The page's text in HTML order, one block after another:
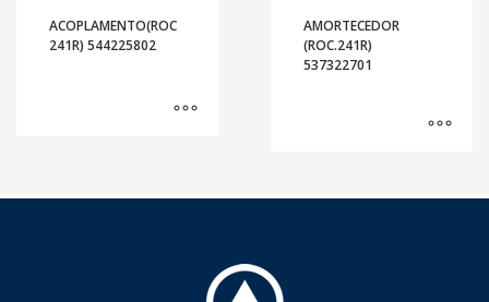
ACOPLAMENTO(ROC
241R) 544225802
AMORTECEDOR
(ROC.241R)
537322701